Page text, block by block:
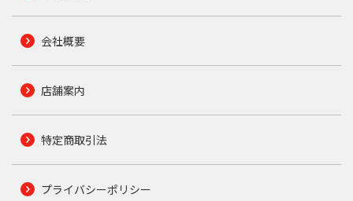
会社概要
店舗案内
特定商取引法
プライバシーポリシー